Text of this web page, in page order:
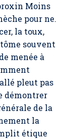
Moins
pour ne.
la toux,
souvent
menée à
pleut pas
démontrer
de la
la
étique